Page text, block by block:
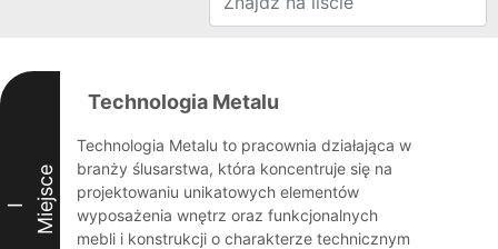
I Miejsce
Technologia Metalu
Technologia Metalu to pracownia działająca w
branży ślusarstwa, która koncentruje się na
projektowaniu unikatowych elementów
wyposażenia wnętrz oraz funkcjonalnych
mebli i konstrukcji o charakterze technicznym